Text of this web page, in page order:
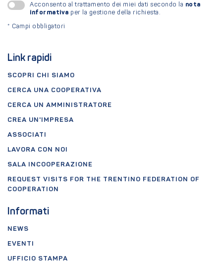
Link rapidi
SCOPRI CHI SIAMO
CERCA UNA COOPERATIVA
CERCA UN AMMINISTRATORE
CREA UN'IMPRESA
ASSOCIATI
LAVORA CON NOI
SALA INCOOPERAZIONE
REQUEST VISITS FOR THE TRENTINO FEDERATION OF
COOPERATION
Informati
NEWS
EVENTI
UFFICIO STAMPA
Acconsento al trattamento dei miei dati secondo la nota
informativa per la gestione della richiesta.
* Campi obbligatori